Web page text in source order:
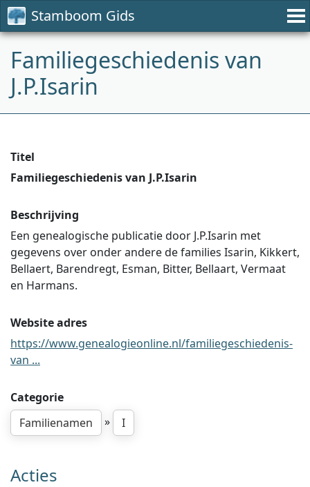
Stamboom Gids
Familiegeschiedenis van
J.P.Isarin
Titel
Familiegeschiedenis van J.P.Isarin
Beschrijving
Een genealogische publicatie door J.P.Isarin met
gegevens over onder andere de families Isarin, Kikkert,
Bellaert, Barendregt, Esman, Bitter, Bellaart, Vermaat
en Harmans.
Website adres
https://www.genealogieonline.nl/familiegeschiedenis-
van ...
Categorie
Familienamen
» I
Acties